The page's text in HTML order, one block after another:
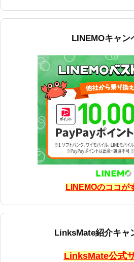
LINEMOキャン
LINEMOのココが
LinksMate紹介キャ
LinksMate公式